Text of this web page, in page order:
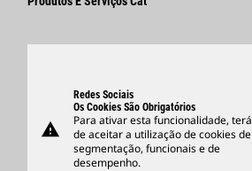
Suporte
Merchandise
Encontrar Um Revendedor
warning
Redes Sociais
Os Cookies São Obrigatórios
Para ativar esta funcionalidade, terá
de aceitar a utilização de cookies de
segmentação, funcionais e de
desempenho.